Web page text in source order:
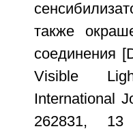
также
соединения
Visible
International
262831,